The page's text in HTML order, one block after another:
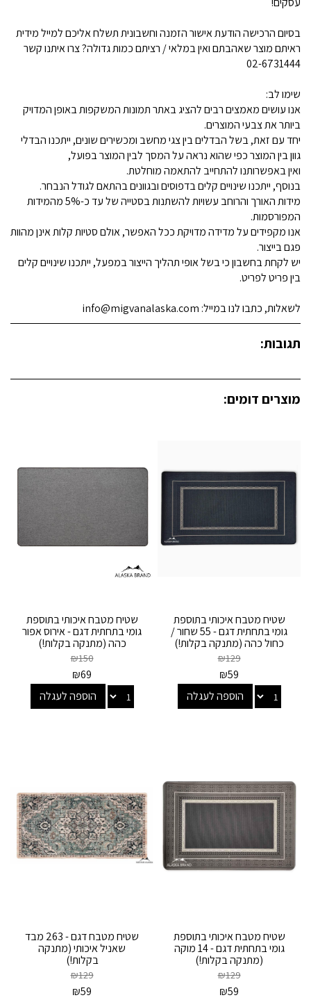
בסיום הרכישה הודעת אישור הזמנה וחשבונית תשלח אליכם למייל מידית
ראיתם מוצר שאהבתם ואין במלאי / רציתם כמות גדולה? צרו איתנו קשר
02-6731444
שימו לב:
אנו עושים מאמצים רבים להציג באתר תמונות המשקפות באופן המדויק
ביותר את צבעי המוצרים.
יחד עם זאת, בשל הבדלים בין צגי מחשב ומכשירים שונים, ייתכנו הבדלי
גוון בין המוצר כפי שהוא נראה על המסך לבין המוצר בפועל,
ואין באפשרותנו להתחייב להתאמה מוחלטת.
בנוסף, ייתכנו שינויים קלים בדפוסים ובגוונים בהתאם לגודל הנבחר.
מידות האורך והרוחב עשויות להשתנות בסטייה של עד כ-5% מהמידות
המפורסמות.
אנו מקפידים על מדידה מדויקת ככל האפשר, אולם סטיות קלות אינן מהוות
פגם בייצור.
יש לקחת בחשבון כי בשל אופי תהליך הייצור במפעל, ייתכנו שינויים קלים
בין פריט לפריט.
לשאלות, כתבו לנו במייל: info@migvanalaska.com
תגובות:
מוצרים דומים:
שטיח מטבח איכותי בתוספת
גומי בתחתית דגם - 55 שחור /
כחול כהה (מתנקה בקלות!)
₪129
₪59
הוספה לעגלה
שטיח מטבח איכותי בתוספת
גומי בתחתית דגם - אירוס אפור
כהה (מתנקה בקלות!)
₪150
₪69
הוספה לעגלה
שטיח מטבח איכותי בתוספת
גומי בתחתית דגם - 14 מוקה
(מתנקה בקלות!)
₪129
₪59
שטיח מטבח דגם - 263 מבד
שאניל איכותי (מתנקה
בקלות!)
₪129
₪59